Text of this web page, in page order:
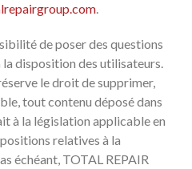
.
de poser des questions
la disposition des utilisateurs.
le droit de supprimer,
tout contenu déposé dans
à la législation applicable en
relatives à la
échéant, TOTAL REPAIR